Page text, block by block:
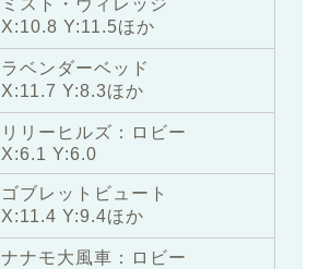
ミスト・ヴィレッジ
X:10.8 Y:11.5ほか
ラベンダーベッド
X:11.7 Y:8.3ほか
リリーヒルズ：ロビー
X:6.1 Y:6.0
ゴブレットビュート
X:11.4 Y:9.4ほか
ナナモ大風車：ロビー